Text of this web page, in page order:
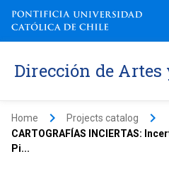
Dirección de
Home keyboard_arrow_right Projects catalog keyboard_arrow_right
CARTOGRAFÍAS INCIERTAS:
Pi...